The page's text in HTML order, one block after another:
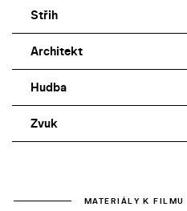
Střih
Architekt
Hudba
Zvuk
MATERIÁLY K FILMU